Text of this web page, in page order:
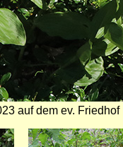
auf dem ev.
Bild